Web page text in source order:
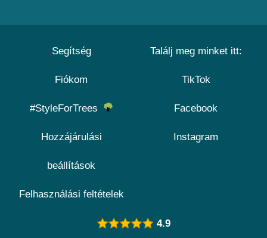
Segítség
Fiókom
#StyleForTrees
Hozzájárulási
beállítások
Felhasználási feltételek
Találj meg minket itt:
TikTok
Facebook
Instagram
4.9